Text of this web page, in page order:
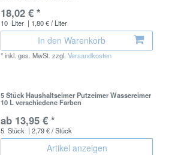
18,02 € *
10 Liter | 1,80 € / Liter
In den Warenkorb
*inkl. ges. MwSt. zzgl.Versandkosten
5 Stück Haushaltseimer Putzeimer Wassereimer
10 L verschiedene Farben
ab 13,95 € *
5 Stück | 2,79 € / Stück
Artikel anzeigen